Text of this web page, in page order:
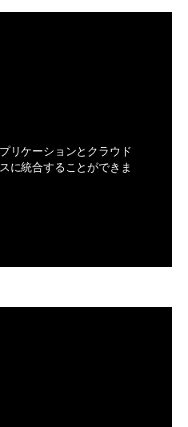
リケーションとクラウド
に統合することができま